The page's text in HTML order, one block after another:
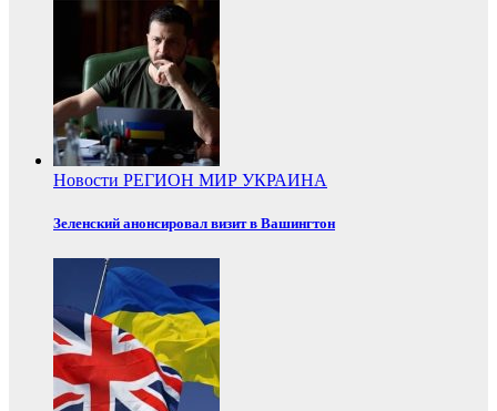
Новости РЕГИОН МИР УКРАИНА
Зеленский анонсировал визит в Вашингтон